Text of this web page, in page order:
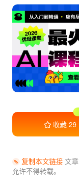
收藏 29
复制本文链接文
允许不得转载。